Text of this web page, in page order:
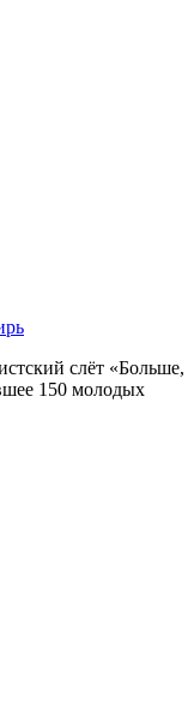
слёт «Больше,
150 молодых